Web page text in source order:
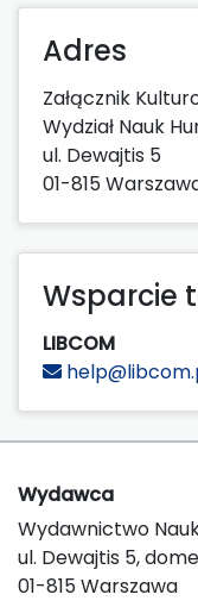
Adres
Załącznik
Wydział Nauk
ul. Dewajtis 5
01-815
Wsparcie
LIBCOM
Wydawca
Wydawnictwo
ul. Dewajtis 5,
01-815 Warszawa